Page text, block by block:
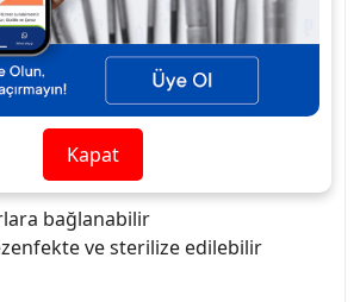
için kompakt cam çubuk
optimum hijyen için optimize
kolay frez değişimi
için entegre, bakım
bağlanabilir
ve sterilize edilebilir
Kapat